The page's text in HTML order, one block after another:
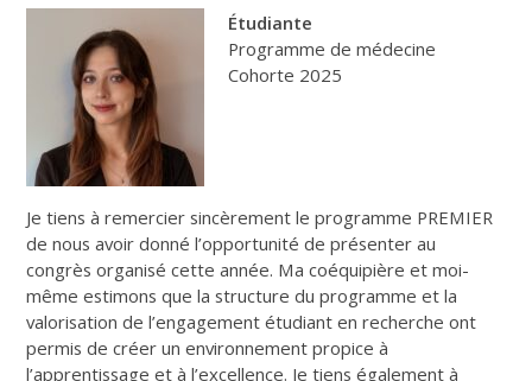
Étudiante
Programme de médecine
Cohorte 2025
Je tiens à remercier sincèrement le programme PREMIER
de nous avoir donné l’opportunité de présenter au
congrès organisé cette année. Ma coéquipière et moi-
même estimons que la structure du programme et la
valorisation de l’engagement étudiant en recherche ont
permis de créer un environnement propice à
l’apprentissage et à l’excellence. Je tiens également à